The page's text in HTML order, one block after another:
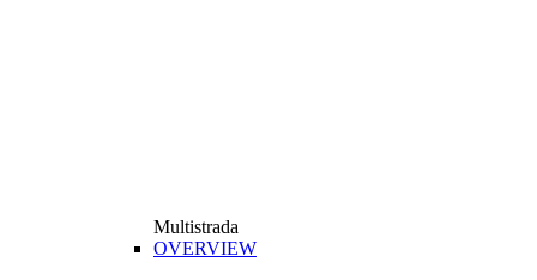
Multistrada
OVERVIEW